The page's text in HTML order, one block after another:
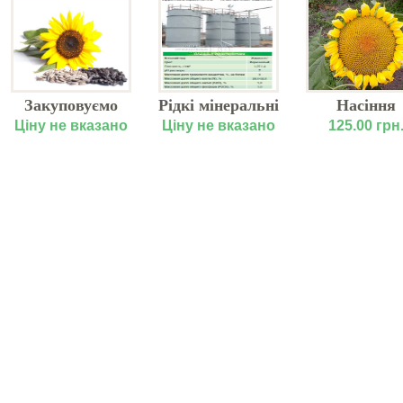
Закуповуємо
соняшник
Ціну не вказано
Рідкі мінеральні
добрива від
Ціну не вказано
Насіння
соняшника
125.00 грн.